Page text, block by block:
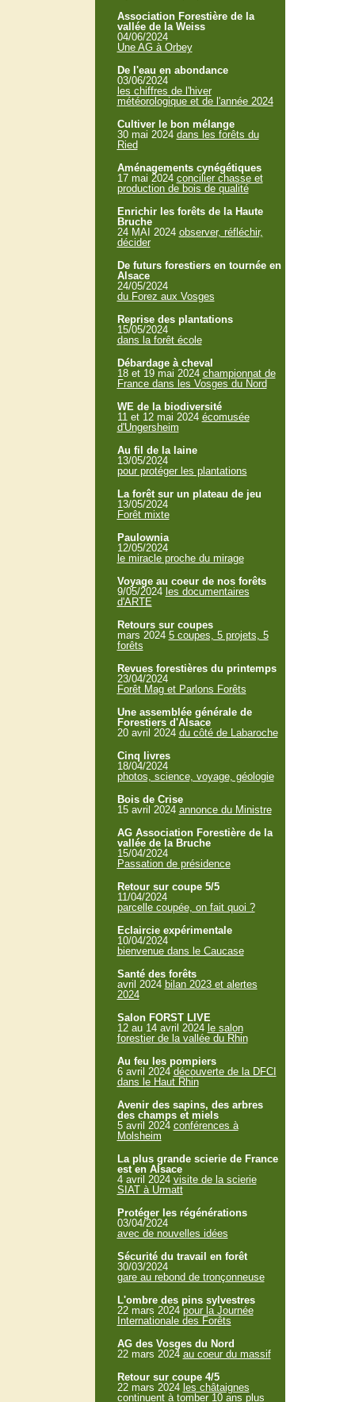
Association Forestière de la
vallée de la Weiss
04/06/2024
Une AG à Orbey
De l'eau en abondance
03/06/2024
les chiffres de l'hiver
météorologique et de l'année 2024
Cultiver le bon mélange
30 mai 2024 dans les forêts du
Ried
Aménagements cynégétiques
17 mai 2024 concilier chasse et
production de bois de qualité
Enrichir les forêts de la Haute
Bruche
24 MAI 2024 observer, réfléchir,
décider
De futurs forestiers en tournée en
Alsace
24/05/2024
du Forez aux Vosges
Reprise des plantations
15/05/2024
dans la forêt école
Débardage à cheval
18 et 19 mai 2024 championnat de
France dans les Vosges du Nord
WE de la biodiversité
11 et 12 mai 2024 écomusée
d'Ungersheim
Au fil de la laine
13/05/2024
pour protéger les plantations
La forêt sur un plateau de jeu
13/05/2024
Forêt mixte
Paulownia
12/05/2024
le miracle proche du mirage
Voyage au coeur de nos forêts
9/05/2024 les documentaires
d'ARTE
Retours sur coupes
mars 2024 5 coupes, 5 projets, 5
forêts
Revues forestières du printemps
23/04/2024
Forêt Mag et Parlons Forêts
Une assemblée générale de
Forestiers d'Alsace
20 avril 2024 du côté de Labaroche
Cinq livres
18/04/2024
photos, science, voyage, géologie
Bois de Crise
15 avril 2024 annonce du Ministre
AG Association Forestière de la
vallée de la Bruche
15/04/2024
Passation de présidence
Retour sur coupe 5/5
11/04/2024
parcelle coupée, on fait quoi ?
Eclaircie expérimentale
10/04/2024
bienvenue dans le Caucase
Santé des forêts
avril 2024 bilan 2023 et alertes
2024
Salon FORST LIVE
12 au 14 avril 2024 le salon
forestier de la vallée du Rhin
Au feu les pompiers
6 avril 2024 découverte de la DFCI
dans le Haut Rhin
Avenir des sapins, des arbres
des champs et miels
5 avril 2024 conférences à
Molsheim
La plus grande scierie de France
est en Alsace
4 avril 2024 visite de la scierie
SIAT à Urmatt
Protéger les régénérations
03/04/2024
avec de nouvelles idées
Sécurité du travail en forêt
30/03/2024
gare au rebond de tronçonneuse
L'ombre des pins sylvestres
22 mars 2024 pour la Journée
Internationale des Forêts
AG des Vosges du Nord
22 mars 2024 au coeur du massif
Retour sur coupe 4/5
22 mars 2024 les châtaignes
continuent à tomber 10 ans plus